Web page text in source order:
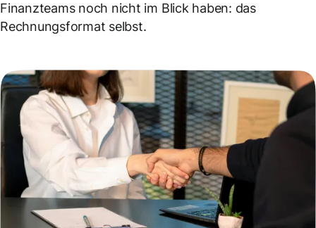
Finanzteams noch nicht im Blick haben: das
Rechnungsformat selbst.